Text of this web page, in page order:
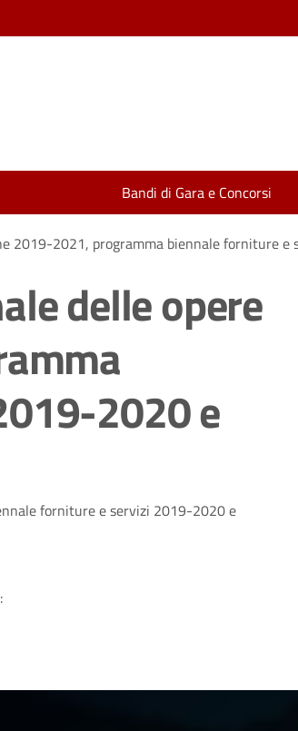
Bandi di Gara e Concorsi
2019-2021, programma biennale forniture
delle opere
2020 e
forniture e servizi 2019-2020 e